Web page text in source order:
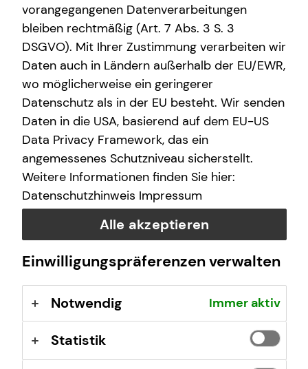
Einen digitalen Service, der dir täglich rund um die
Uhr zur Verfügung steht
Eine schnelle und unkomplizierte Hilfe.
Unsere zuverlässige Unterstützung – von der
Schadensaufnahme bis zum Schadensabschluss.
Und das alles nur noch über eine Nummer und eine
Adresse: Wir kümmern uns um alles Weitere. Damit wird
die Schadensabwicklung für dich so einfach wie noch nie.
Im Schadensfall rund um die Uhr für dich da:
*kostenpflichtig je nach Telefonanbieter
vorangegangenen Datenverarbeitungen
bleiben rechtmäßig (Art. 7 Abs. 3 S. 3
DSGVO). Mit Ihrer Zustimmung verarbeiten wir
Daten auch in Ländern außerhalb der EU/EWR,
wo möglicherweise ein geringerer
Datenschutz als in der EU besteht. Wir senden
Daten in die USA, basierend auf dem EU-US
Data Privacy Framework, das ein
angemessenes Schutzniveau sicherstellt.
Weitere Informationen finden Sie hier:
Datenschutzhinweis Impressum
Alle akzeptieren
Einwilligungspräferenzen verwalten
Notwendig Immer aktiv
Statistik